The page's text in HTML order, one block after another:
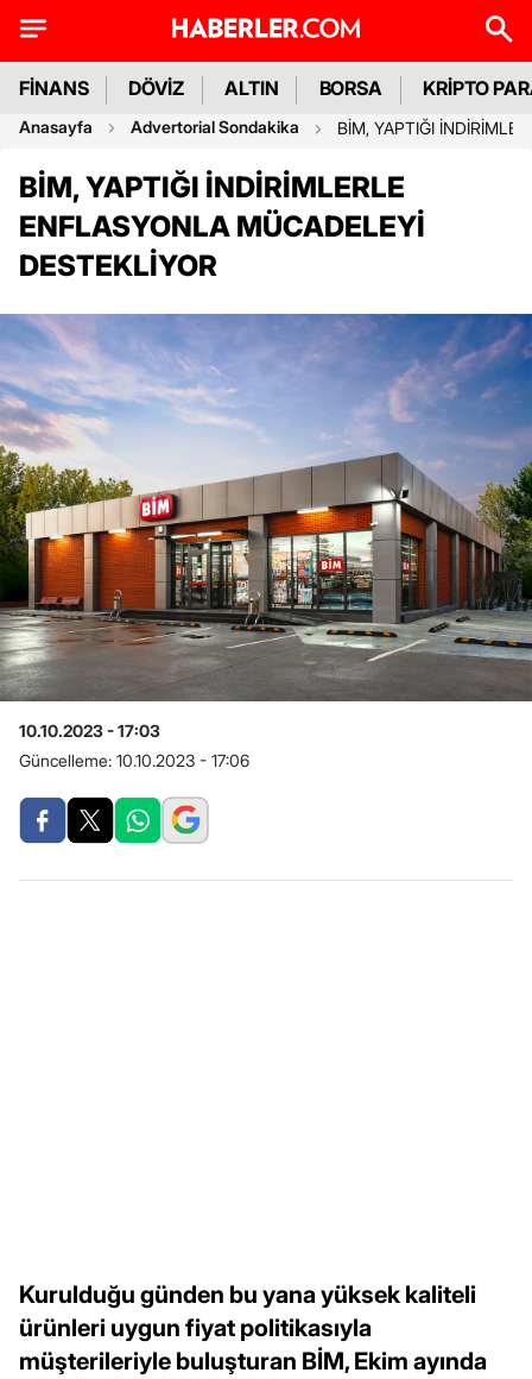
FİNANS DÖVİZ ALTIN BORSA KRİPTO
Anasayfa Advertorial Sondakika BİM, YAPTIĞI
BİM, YAPTIĞI İNDİRİMLERLE
ENFLASYONLA MÜCADELEYİ
DESTEKLİYOR
10.10.2023 - 17:03
Güncelleme: 10.10.2023 - 17:06
Kurulduğu günden bu yana yüksek kaliteli
ürünleri uygun fiyat politikasıyla
müşterileriyle buluşturan BİM, Ekim ayında